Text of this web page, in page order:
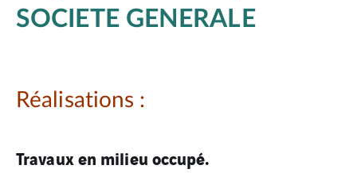
SOCIETE GENERALE
Réalisations :
Travaux en milieu occupé.